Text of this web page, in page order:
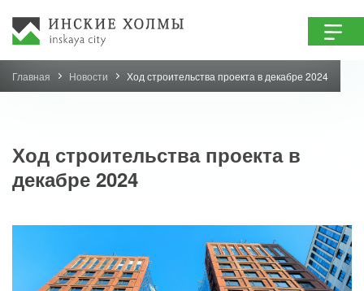
Главная Новости Ход строительства проекта в декабре 2024
Ход строительства проекта в
декабре 2024